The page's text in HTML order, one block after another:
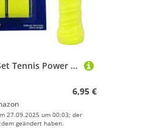
G-Lueck 3er Set Tennis Power Touch Overgrip (sehr griffig & langlebig) | 0,60mm Stärke | Griffband für Padel, Badminton, Squash Schläger inkl. selbstklebendes Abschlußband | Anti-Rutsch (Neon-Gelb)
6,95 €
27.09.2025 um 00:03; der
geändert haben.